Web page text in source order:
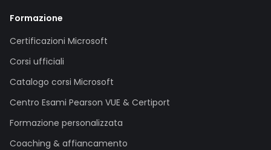
Formazione
Certificazioni Microsoft
Corsi ufficiali
Catalogo corsi Microsoft
Centro Esami Pearson VUE & Certiport
Formazione personalizzata
Coaching & affiancamento